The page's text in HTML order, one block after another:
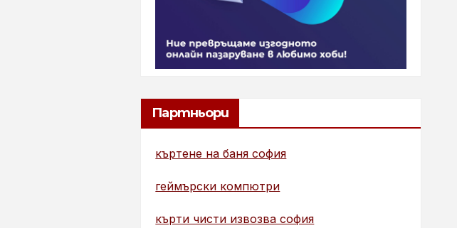
Партньори
къртене на баня софия
геймърски компютри
кърти чисти извозва софия